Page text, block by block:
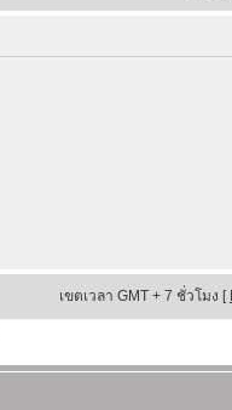
เขตเวลา GMT + 7 ชั่วโมง [